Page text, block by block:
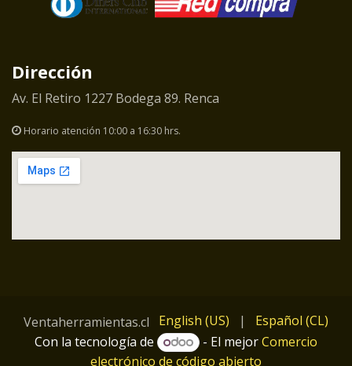
Dirección
Av. El Retiro 1227 Bodega 89. Renca
Horario atención 10:00 a 16:30 hrs.
Ventaherramientas.cl English (US) |
Español (CL)
Con la tecnología de
- El mejorComercio
electrónico de código abierto